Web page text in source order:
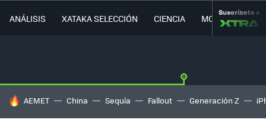
ANÁLISIS XATAKA SELECCIÓN CIENCIA MOVILIDAD
Suscríbete a
HOY SE HABLA DE
AEMET China Sequía Fallout Generación Z